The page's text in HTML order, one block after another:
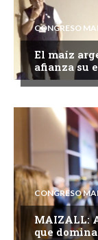
CONGRESO
El maíz
afianza su
CONGRESO
MAIZALL:
que